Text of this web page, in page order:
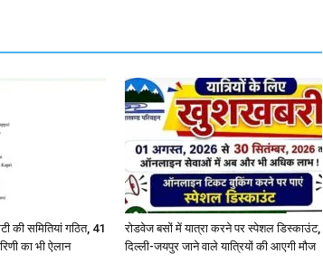
की समितियां गठित, 41
का भी ऐलान
रोडवेज बसों में यात्रा करने पर स्पेशल डिस्काउंट,
दिल्ली-जयपुर जाने वाले यात्रियों की आएगी मौज